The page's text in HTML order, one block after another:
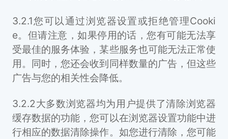
3.2.1您可以通过浏览器设置或拒绝管理Cooki
e。但请注意，如果停用的话，您有可能无法享
受最佳的服务体验，某些服务也可能无法正常使
用。同时，您还会收到同样数量的广告，但这些
广告与您的相关性会降低。
3.2.2大多数浏览器均为用户提供了清除浏览器
缓存数据的功能，您可以在浏览器设置功能中进
行相应的数据清除操作。如您进行清除，您可能